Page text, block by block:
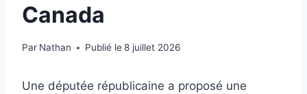
Canada
Par Nathan Publié le 8 juillet 2026
Une députée républicaine a proposé une